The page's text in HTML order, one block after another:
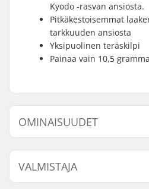
Kyodo -rasvan ansiosta.
Pitkäkestoisemmat
tarkkuuden ansiosta
Yksipuolinen teräskilpi
Painaa vain 10,5
OMINAISUUDET
Laakeriluokitus:
Laakerin tyyppi:
Voitelu:
VALMISTAJA